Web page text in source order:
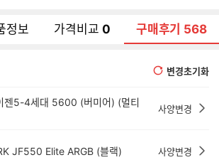
정보 가격비교0 구매후기 568
변경초기화
젠5-4세대 5600 (버미어) (멀티
사양변경
JF550 Elite ARGB (블랙) 사양변경